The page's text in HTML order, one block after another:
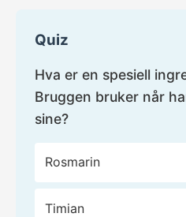
Quiz
Hva er en spesiell
Bruggen bruker når
sine?
Rosmarin
Timian